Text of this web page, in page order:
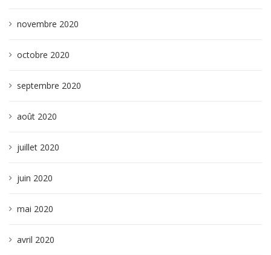
novembre 2020
octobre 2020
septembre 2020
août 2020
juillet 2020
juin 2020
mai 2020
avril 2020